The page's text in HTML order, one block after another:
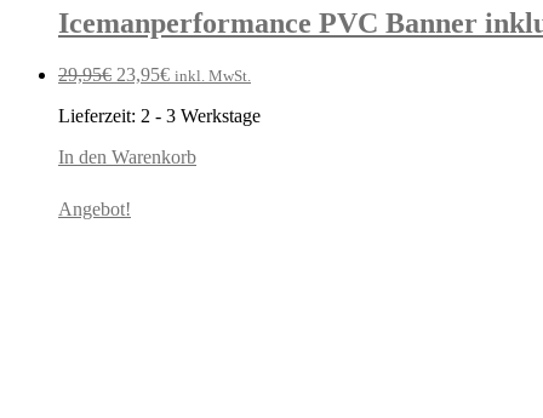
Icemanperformance PVC Banner
29,95€ Ursprünglicher
war:
23,95€Aktueller
ist:
inkl. MwSt.
Lieferzeit: 2 - 3 Werkstage
In den Warenkorb
Angebot!